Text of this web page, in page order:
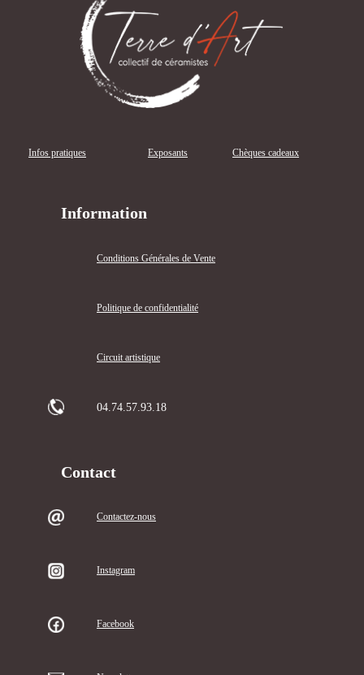
Infos pratiques Exposants Chèques cadeaux
Information
Conditions Générales de Vente
Politique de confidentialité
Circuit artistique
04.74.57.93.18
Contact
Contactez-nous
Instagram
Facebook